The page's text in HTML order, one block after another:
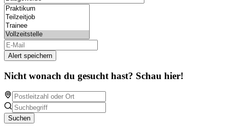
Alert speichern
Nicht wonach du gesucht hast? Schau hier!
Suchen